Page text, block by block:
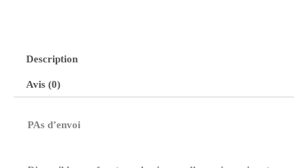
Description
Avis (0)
PAs d’envoi